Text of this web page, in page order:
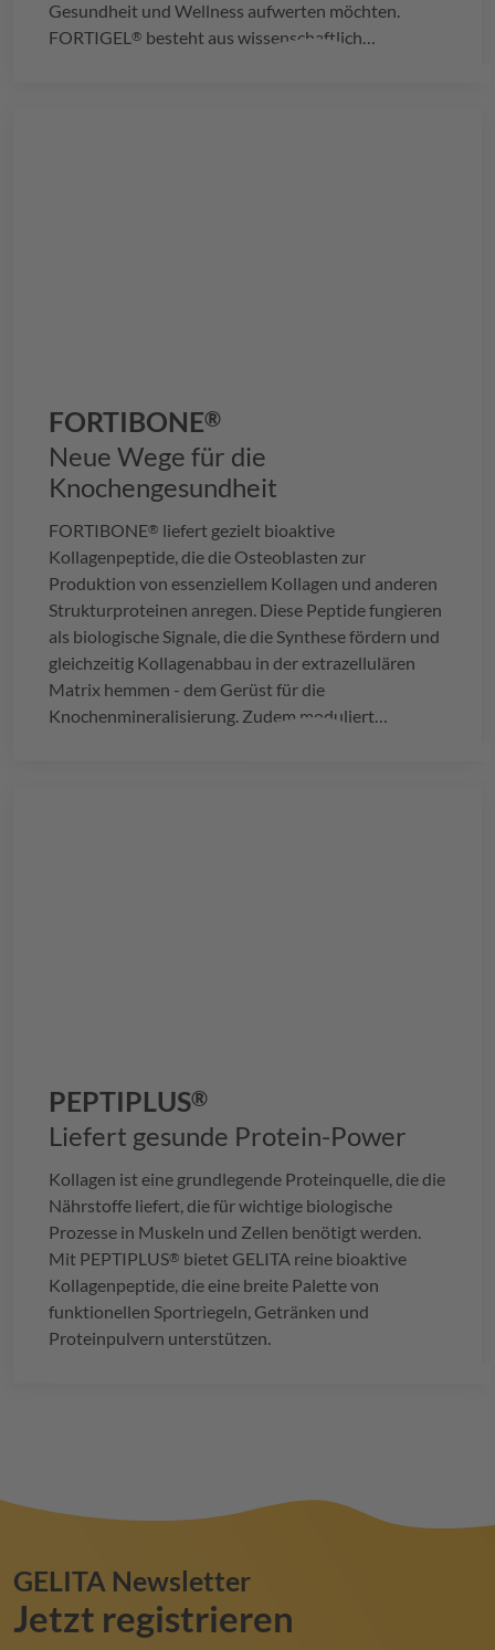
Gesundheit und Wellness aufwerten möchten.
FORTIGEL ® besteht aus wissenschaftlich
FORTIBONE®
Neue Wege für die
Knochengesundheit
FORTIBONE® liefert gezielt bioaktive
Kollagenpeptide, die die Osteoblasten zur
Produktion von essenziellem Kollagen und anderen
Strukturproteinen anregen. Diese Peptide fungieren
als biologische Signale, die die Synthese fördern und
gleichzeitig Kollagenabbau in der extrazellulären
Matrix hemmen - dem Gerüst für die
Knochenmineralisierung. Zudem moduliert
PEPTIPLUS®
Liefert gesunde Protein-Power
Kollagen ist eine grundlegende Proteinquelle, die die
Nährstoffe liefert, die für wichtige biologische
Prozesse in Muskeln und Zellen benötigt werden.
Mit PEPTIPLUS® bietet GELITA reine bioaktive
Kollagenpeptide, die eine breite Palette von
funktionellen Sportriegeln, Getränken und
Proteinpulvern unterstützen.
GELITA Newsletter
Jetzt registrieren